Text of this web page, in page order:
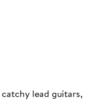
lead guitars,